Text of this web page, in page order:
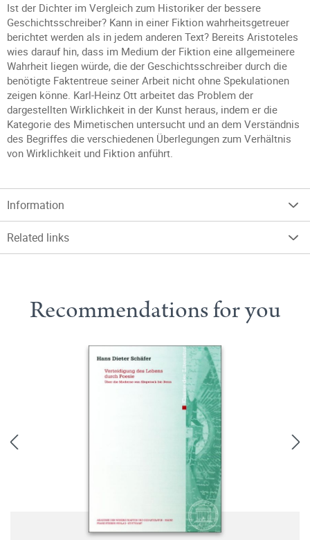
Ist der Dichter im Vergleich zum Historiker der bessere
Geschichtsschreiber? Kann in einer Fiktion wahrheitsgetreuer
berichtet werden als in jedem anderen Text? Bereits Aristoteles
wies darauf hin, dass im Medium der Fiktion eine allgemeinere
Wahrheit liegen würde, die der Geschichtsschreiber durch die
benötigte Faktentreue seiner Arbeit nicht ohne Spekulationen
zeigen könne. Karl-Heinz Ott arbeitet das Problem der
dargestellten Wirklichkeit in der Kunst heraus, indem er die
Kategorie des Mimetischen untersucht und an dem Verständnis
des Begriffes die verschiedenen Überlegungen zum Verhältnis
von Wirklichkeit und Fiktion anführt.
Information
Related links
Recommendations for you